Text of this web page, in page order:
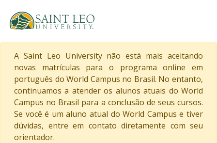
A Saint Leo University não está mais aceitando
novas matrículas para o programa online em
português do World Campus no Brasil. No entanto,
continuamos a atender os alunos atuais do World
Campus no Brasil para a conclusão de seus cursos.
Se você é um aluno atual do World Campus e tiver
dúvidas, entre em contato diretamente com seu
orientador.